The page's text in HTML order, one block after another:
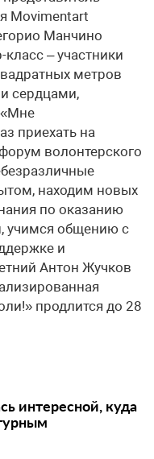
Movimentart
Манчино
– участники
метров
сердцами,
приехать на
волонтерского
находим новых
по оказанию
учимся общению с
и
Антон Жучков
продлится до 28
интересной, куда